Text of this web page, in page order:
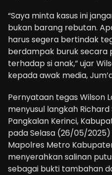
“Saya minta kasus ini
bukan barang rebutan.
harus segera bertindak
berdampak buruk secara
terhadap si anak,” ujar
kepada awak media,
Pernyataan tegas Wilson
menyusul langkah
Pangkalan Kerinci,
pada Selasa (26/05/
Mapolres Metro
menyerahkan salinan
sebagai bukti tambahan